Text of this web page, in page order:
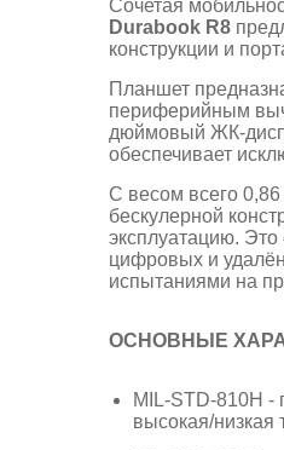
Сочетая
Durabook R8
конструкции и
Планшет
периферийным
дюймовый ЖК-
обеспечивает
С весом всего 0,86
бескулерной
эксплуатацию.
цифровых и
испытаниями на
ОСНОВНЫЕ
MIL-STD-810H -
высокая/низкая